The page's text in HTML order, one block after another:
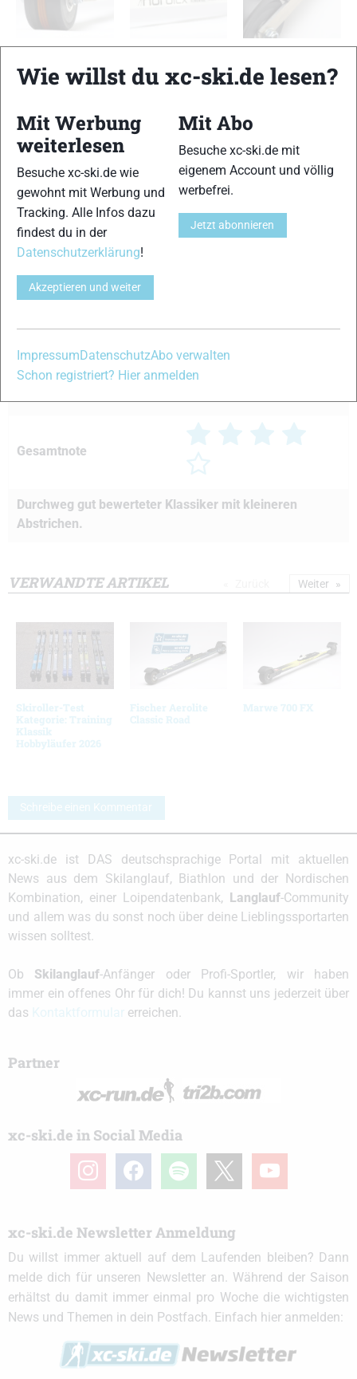
TESTERGEBNIS
13 von 15
Haftung 12 von 15
Führung
Handling
13 von 15
10 von 15
Gesamtnote
Durchweg gut bewerteter Klassiker mit kleineren
Abstrichen.
VERWANDTE ARTIKEL
Skiroller-Test
Kategorie: Training
Klassik
Hobbyläufer 2026
Fischer Aerolite
Classic Road
Marwe 700 FX
Weiter
Schreibe einen Kommentar
xc-ski.de ist DAS deutschsprachige Portal mit aktuellen
News aus dem Skilanglauf, Biathlon und der Nordischen
Kombination, einer Loipendatenbank,
Langlauf-Community
und allem was du sonst noch über deine Lieblingssportarten
wissen solltest.
Ob Skilanglauf-Anfänger oder Profi-Sportler, wir haben
immer ein offenes Ohr für dich! Du kannst uns jederzeit über
das
erreichen.
Partner
xc-ski.de in Social Media
instagramfacebook spotify youtube
xc-ski.de Newsletter Anmeldung
Du willst immer aktuell auf dem Laufenden bleiben? Dann
melde dich für unseren Newsletter an. Während der Saison
erhältst du damit immer einmal pro Woche die wichtigsten
News und Themen in dein Postfach. Einfach hier anmelden:
Wie willst du xc-ski.de lesen?
Mit Werbung
weiterlesen
Besuche xc-ski.de wie
gewohnt mit Werbung und
Tracking. Alle Infos dazu
findest du in der
Datenschutzerklärung!
Akzeptieren und weiter
Mit Abo
Besuche xc-ski.de mit
eigenem Account und völlig
werbefrei.
Jetzt abonnieren
ImpressumDatenschutzAbo verwalten
Schon registriert? Hier anmelden